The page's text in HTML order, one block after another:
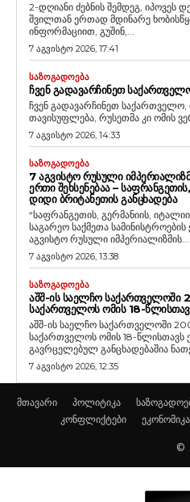
2-დღიანი ძებნის შემდეგ, იპოვეს
შვილთან ერთად მდინარე
ინფორმაციით, გუშინ,...
7 აგვისტო 2026, 17:41
ᲡᲐᲖᲝᲒᲐᲓᲝᲔᲑᲐ
ᲩᲕᲔᲜ ᲒᲐᲓᲐᲕᲐᲠᲩᲘᲜᲔᲗ
ჩვენ გადავარჩინეთ
თავისუფლება, რუსეთმა კი ომის
7 აგვისტო 2026, 14:33
ᲡᲐᲖᲝᲒᲐᲓᲝᲔᲑᲐ
7 ᲐᲒᲕᲘᲡᲢᲝ ᲠᲣᲡᲣᲚᲘ
ᲔᲠᲗᲘ ᲨᲔᲮᲡᲔᲜᲔᲑᲐᲐ –
ᲓᲘᲓᲘ ᲑᲠᲘᲢᲐᲜᲔᲗᲘᲡ ᲒᲐᲜᲪᲮᲐᲓᲔᲑᲐ
“საფრანგეთის, გერმანიის,
საგარეო საქმეთა
აგვისტო რუსული იმპერიალიზმის...
7 აგვისტო 2026, 13:38
ᲡᲐᲖᲝᲒᲐᲓᲝᲔᲑᲐ
ᲐᲨᲨ-ᲘᲡ ᲡᲐᲔᲚᲩᲝ ᲡᲐᲥᲐᲠᲗᲕᲔᲚᲝᲨᲘ
ᲡᲐᲥᲐᲠᲗᲕᲔᲚᲝᲡ ᲝᲛᲘᲡ 18-
აშშ-ის საელჩო საქართველოში
საქართველოს ომის 18-წლისთავს ეხმაურება.
გავრცელებულ განცხადებაშია
7 აგვისტო 2026, 12:35
მთავარი პოლიტიკა
კონფლიქტები
ეკონომიკა
©